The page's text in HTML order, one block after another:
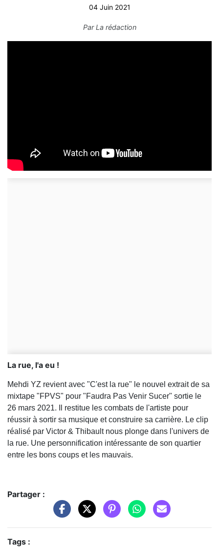
04 Juin 2021
ParLa rédaction
La rue, l'a eu !
Mehdi YZ revient avec "C'est la rue" le nouvel extrait de sa
mixtape "FPVS" pour "Faudra Pas Venir Sucer" sortie le
26 mars 2021. Il restitue les combats de l'artiste pour
réussir à sortir sa musique et construire sa carrière. Le clip
réalisé par Victor & Thibault nous plonge dans l'univers de
la rue. Une personnification intéressante de son quartier
entre les bons coups et les mauvais.
Partager :
Tags :